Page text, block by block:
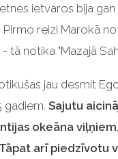
ietvaros bija
Pirmo reizi Marokā
tā notika "Mazajā
jau desmit
gadiem. Sajutu
okeāna
arī piedzīvotu